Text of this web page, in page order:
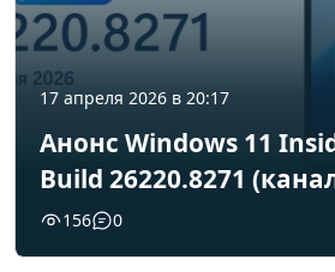
17 апреля 2026 в 20:17
Анонс Windows 11
Build 26220.8271
156 0